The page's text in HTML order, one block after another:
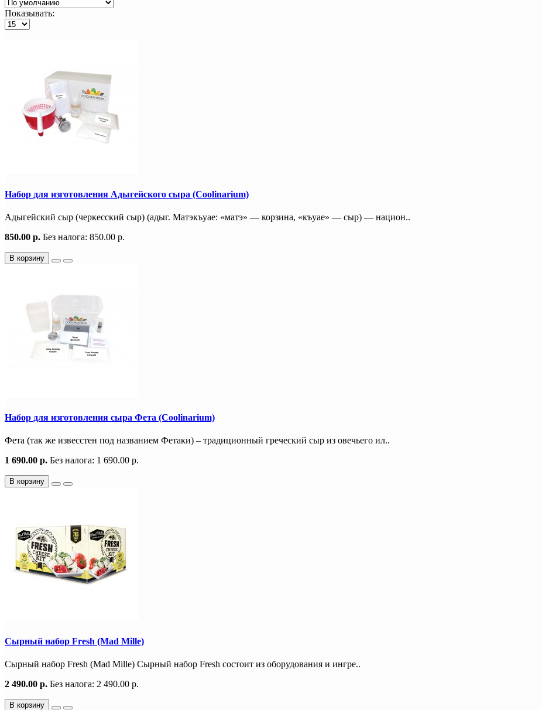
Показывать:
Набор для изготовления Адыгейского сыра (Coolinarium)
Адыгейский сыр (черкесский сыр) (адыг. Матэкъуае: «матэ» — корзина, «къуае» — сыр) — национ..
850.00 р. Без налога: 850.00 р.
В корзину
Набор для изготовления сыра Фета (Coolinarium)
Фета (так же извесстен под названием Фетаки) – традиционный греческий сыр из овечьего ил..
1 690.00 р. Без налога: 1 690.00 р.
В корзину
Сырный набор Fresh (Mad Mille)
Сырный набор Fresh (Mad Mille) Сырный набор Fresh состоит из оборудования и ингре..
2 490.00 р. Без налога: 2 490.00 р.
В корзину